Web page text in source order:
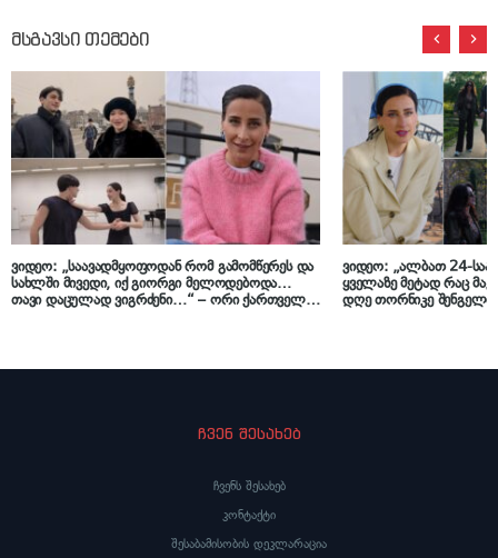
მსგავსი თემები
ვიდეო: „საავადმყოფოდან რომ გამომწერეს და
სახლში მივედი, იქ გიორგი მელოდებოდა…
თავი დაცულად ვიგრძენი…“ – ორი ქართველი
ვიდეო: „ალბათ 24-
ყველაზე მეტად რაც
დღე თორნიკე
ჩვენ შესახებ
ჩვენს შესახებ
კონტაქტი
შესაბამისობის დეკლარაცია